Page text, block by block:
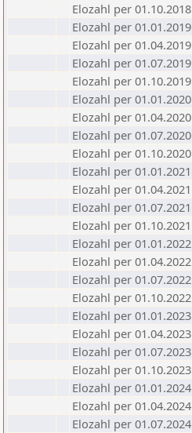
Elozahl per 01.10.2018
Elozahl per 01.01.2019
Elozahl per 01.04.2019
Elozahl per 01.07.2019
Elozahl per 01.10.2019
Elozahl per 01.01.2020
Elozahl per 01.04.2020
Elozahl per 01.07.2020
Elozahl per 01.10.2020
Elozahl per 01.01.2021
Elozahl per 01.04.2021
Elozahl per 01.07.2021
Elozahl per 01.10.2021
Elozahl per 01.01.2022
Elozahl per 01.04.2022
Elozahl per 01.07.2022
Elozahl per 01.10.2022
Elozahl per 01.01.2023
Elozahl per 01.04.2023
Elozahl per 01.07.2023
Elozahl per 01.10.2023
Elozahl per 01.01.2024
Elozahl per 01.04.2024
Elozahl per 01.07.2024